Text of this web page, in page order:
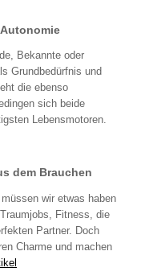
Bekannte oder
Grundbedürfnis und
die ebenso
sich beide
Lebensmotoren.
dem Brauchen
wir etwas haben
Fitness, die
Partner. Doch
Charme und machen